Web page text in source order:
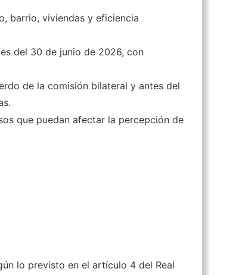
barrio, viviendas y eficiencia
del 30 de junio de 2026, con
de la comisión bilateral y antes del
que puedan afectar la percepción de
lo previsto en el artículo 4 del Real